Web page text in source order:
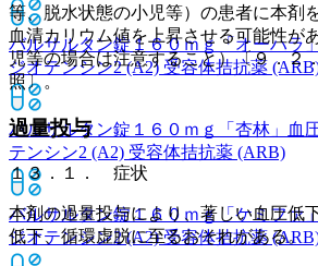
バルサルタン錠１６０ｍｇ「オーハラ
ジオテンシン2 (A2) 受容体拮抗薬
バルサルタン錠１６０ｍｇ「杏林」
血
テンシン2 (A2) 受容体拮抗薬 (ARB)
バルサルタン錠１６０ｍｇ「ケミファ
ジオテンシン2 (A2) 受容体拮抗薬
等、脱水状態の小児等）の患者に本剤
血清カリウム値を上昇させる可能性が
児等の場合は注意すること）〔９．２
照〕。
過量投与
１３．１． 症状
本剤の過量投与により、著しい血圧低
低下、循環虚脱に至るおそれがある。